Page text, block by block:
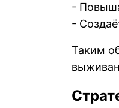
-
-
Таким